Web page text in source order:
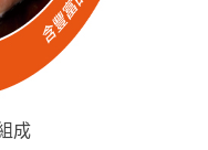
成